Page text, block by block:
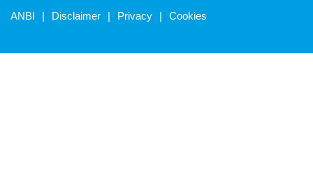
ANBI Disclaimer Privacy Cookies